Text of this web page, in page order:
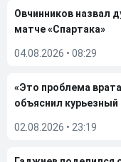
Овчинников назвал
матче «Спартака»
04.08.2026 • 08:29
«Это проблема
объяснил курьезный
02.08.2026 • 23:19